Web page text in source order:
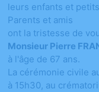
leurs enfants et
Parents et amis
ont la tristesse de
Monsieur Pierre
à l'âge de 67 ans.
La cérémonie civile
à 15h30, au